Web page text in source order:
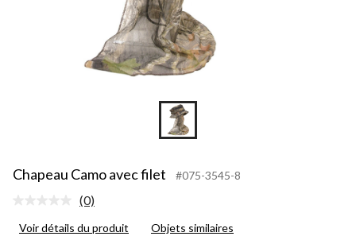
Chapeau Camo avec filet #075-3545-8
Aucune
pour
(0)
Voir détails du produit Objets similaires